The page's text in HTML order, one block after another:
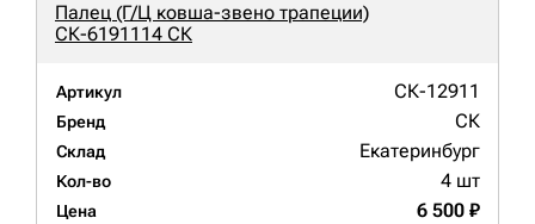
Палец (Г/Ц ковша-звено трапеции)
СК-6191114 СК
Артикул СК-12911
Бренд СК
Склад Екатеринбург
Кол-во 4 шт
Цена 6 500 ₽